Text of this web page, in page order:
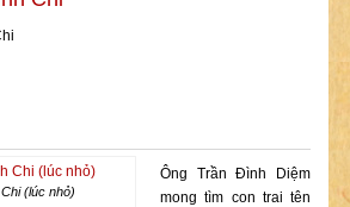
(lúc nhỏ)
Ông Trần Đình Diệm
mong tìm con trai tên